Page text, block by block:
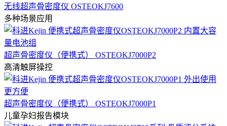
无线超声骨密度仪 OSTEOKJ7600
多种场景应用
超声骨密度仪（便携式） OSTEOKJ7000P2
高清触屏操控
超声骨密度仪（便携式） OSTEOKJ7000P1
儿童孕妇报告模块